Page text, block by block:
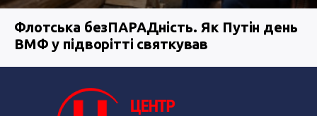
Флотська безПАРАДність. Як Путін день
ВМФ у підворітті святкував